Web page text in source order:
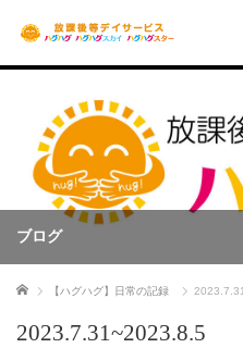
ブログ
ホーム 【ハグハグ】日常の記録
2023.7.31~2023.8.5